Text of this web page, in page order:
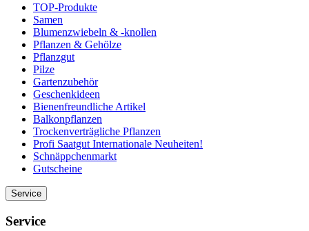
TOP-Produkte
Samen
Blumenzwiebeln & -knollen
Pflanzen & Gehölze
Pflanzgut
Pilze
Gartenzubehör
Geschenkideen
Bienenfreundliche Artikel
Balkonpflanzen
Trockenverträgliche Pflanzen
Profi Saatgut Internationale Neuheiten!
Schnäppchenmarkt
Gutscheine
Service
Service